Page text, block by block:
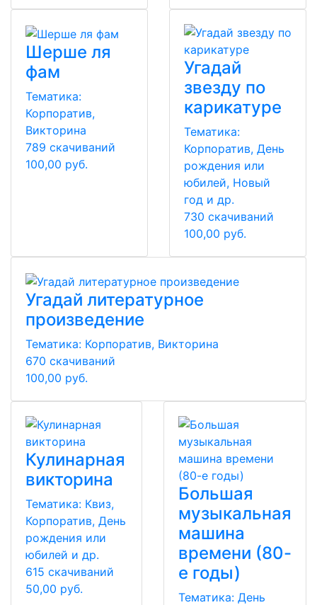
Шерше ля
фам
Тематика:
Корпоратив,
Викторина
789 скачиваний
100,00 руб.
Угадай
звезду по
карикатуре
Тематика:
Корпоратив, День
рождения или
юбилей, Новый
год и др.
730 скачиваний
100,00 руб.
Угадай литературное
произведение
Тематика: Корпоратив, Викторина
670 скачиваний
100,00 руб.
Кулинарная
викторина
Тематика: Квиз,
Корпоратив, День
рождения или
юбилей и др.
615 скачиваний
50,00 руб.
Большая
музыкальная
машина
времени (80-
е годы)
Тематика: День